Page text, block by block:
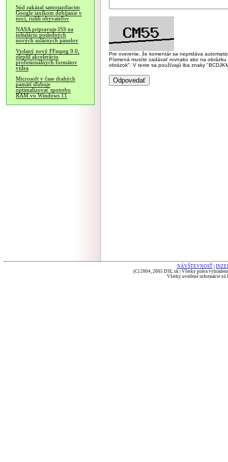
Súd zakázal samojazdiacim
Google taxíkom dobíjanie v
noci, rušili obyvateľov
NASA pripravuje ISS na
inštaláciu posledných
nových solárnych panelov
Vydaný nový FFmpeg 9.0,
zlepšil akceleráciu
profesionálnych formátov
videa
Microsoft v čase drahých
pamätí sľubuje
optimalizovať spotrebu
RAM vo Windows 11
Pre overenie, že komentár sa nepridáva
Písmená musíte zadávať rovnako ako na
obrázok". V texte sa používajú iba znaky
NÁVŠTEVNOSŤ
(C) 2004, 2005 DSL.sk | Všetky práva
Všetky uvedené informácie sú